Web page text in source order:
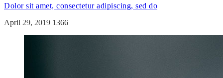
Dolor sit amet, consectetur adipiscing, sed do
April 29, 2019 1366